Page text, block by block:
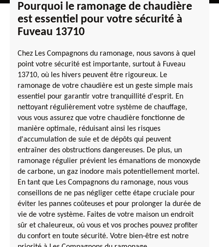
Pourquoi le ramonage de chaudière
est essentiel pour votre sécurité à
Fuveau 13710
Chez Les Compagnons du ramonage, nous savons à quel
point votre sécurité est importante, surtout à Fuveau
13710, où les hivers peuvent être rigoureux. Le
ramonage de votre chaudière est un geste simple mais
essentiel pour garantir votre tranquillité d'esprit. En
nettoyant régulièrement votre système de chauffage,
vous vous assurez que votre chaudière fonctionne de
manière optimale, réduisant ainsi les risques
d'accumulation de suie et de dépôts qui peuvent
entraîner des obstructions dangereuses. De plus, un
ramonage régulier prévient les émanations de monoxyde
de carbone, un gaz inodore mais potentiellement mortel.
En tant que Les Compagnons du ramonage, nous vous
conseillons de ne pas négliger cette étape cruciale pour
éviter les pannes coûteuses et pour prolonger la durée de
vie de votre système. Faites de votre maison un endroit
sûr et chaleureux, où vous et vos proches pouvez profiter
du confort en toute sécurité. Votre bien-être est notre